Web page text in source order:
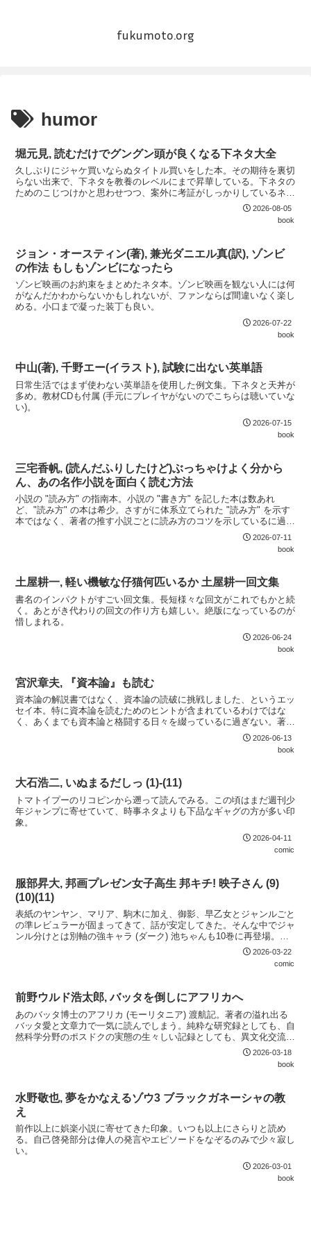
fukumoto.org
humor
堀元見, 読むだけでグングン頭が良くなる下ネタ大全
久しぶりにジャケ買いならぬタイトル買いをした本。その期待を裏切
らない出来で、下ネタを教養のレベルにまで昇華している。下ネタの
ためのこじつけかと思わせつつ、案外に考証がしっかりしているネタ
2026-08-05
book
ジョン・オースティン(著), 兼光ダニエル真(訳), ゾンビ
の作法 もしもゾンビになったら
ゾンビ映画のお約束をまとめたネタ本。ゾンビ映画を観ない人には何
がなんだかわからないかもしれないが、ファンならば間違いなく楽し
める。小口まで凝った装丁も良い。
2026-07-22
book
中山(著), 千野エー(イラスト), 試験に出ない英単語
日常生活ではまず使わない英単語を使用した例文集。下ネタと天丼が
多め。教材CDも付属 (手元にプレイヤがないのでこちらは聴いていな
い)。
2026-07-15
book
三宅香帆, (読んだふりしたけど)ぶっちゃけよく分から
ん、あの名作小説を面白く読む方法
小説の "読み方" の指南本。小説の "書き方" を記した本は数あれ
ど、"読み方" の本は希少。さすがに体系立てられた "読み方" を示す
本ではなく、著者の推す小説ごとに読み方のコツを示しているに過ぎ
2026-07-11
book
土屋耕一, 軽い機敏な仔猫何匹いるか 土屋耕一回文集
書名のインパクトがすごい回文集。長短様々な回文がこれでもかと続
く。あとがき代わりの回文の作り方も嬉しい。絶版になっているのが
惜しまれる。
2026-06-24
book
宮沢章夫, 『資本論』も読む
資本論の解説書ではなく、資本論の読破に挑戦しました、というエッ
セイ本。特に資本論を読むためのヒントが含まれているわけではな
く、あくまでも資本論と格闘する日々を綴っているに過ぎない。著者
のファンなら楽しめると思う。しりあがり寿の挿絵にも注目。2026-06-13
book
大石浩二, いぬまるだしっ (1)-(11)
トマトイプーのリコピンから遡って読んでみる。この頃はまだ週刊少
年ジャンプに寄せていて、時事ネタよりも下品なギャグの方が多い印
象。
2026-04-11
comic
服部昇大, 邦画プレゼン女子高生 邦キチ! 映子さん (9)
(10)(11)
表紙のヤンヤン、マリア、駒木に加え、御影、早乙女とジャンルごと
の準レビュラーが固まってきて、話が安定してきた。そんな中でジャ
ンル分けとは別軸の強キャラ (ダーク) 池ちゃんも10巻に再登場。部
長と邦キチのラブコメも進んでいるような進んでいないような。
2026-03-22
comic
前野ウルド浩太郎, バッタを倒しにアフリカへ
あのバッタ博士のアフリカ (モーリタニア) 渡航記。著者の溢れ出る
バッタ愛と文章力で一気に読んでしまう。純粋な研究録としても、自
然科学分野のポスドクの実態の生々しい記録としても、異文化交流記
2026-03-18
book
水野敬也, 夢をかなえるゾウ3 ブラックガネーシャの教
え
前作以上に娯楽小説に寄せてきた印象。いつも以上にさらりと読め
る。自己啓発部分は偉人の発言やエピソードをなぞるのみで少々寂し
い。
2026-03-01
book